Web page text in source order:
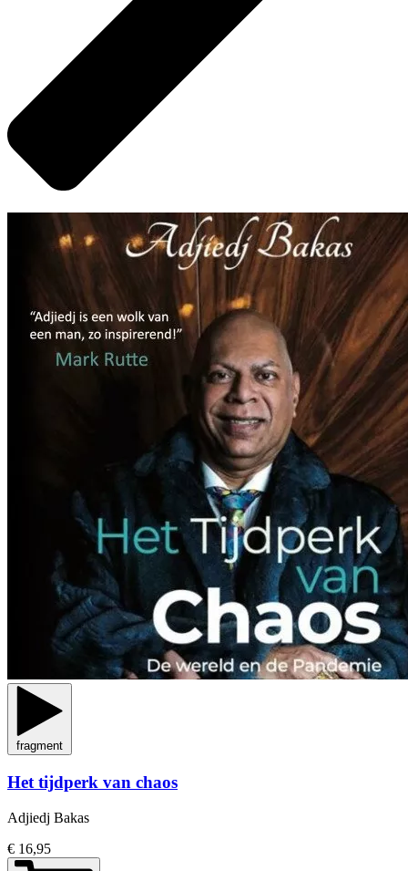
fragment
Het tijdperk van chaos
Adjiedj Bakas
€ 16,95